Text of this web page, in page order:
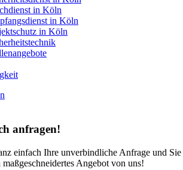
in Köln
in Köln
in Köln
anfragen!
einfach Ihre unverbindliche Anfrage und Sie
Angebot von uns!